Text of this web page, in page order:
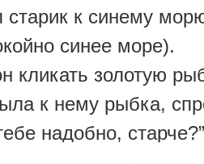
к синему
синее море).
кликать золотую
к нему рыбка,
надобно, старче?”